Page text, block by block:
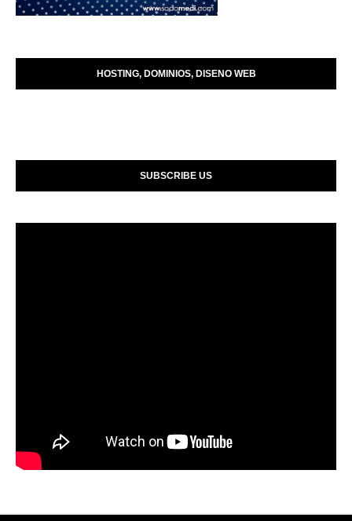
HOSTING, DOMINIOS, DISENO WEB
SUBSCRIBE US